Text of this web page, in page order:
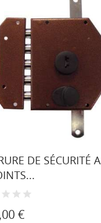
DE SÉCURITÉ
€